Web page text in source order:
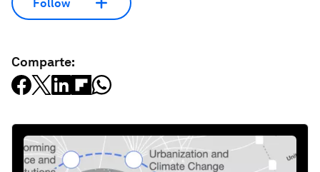
Follow
Comparte: